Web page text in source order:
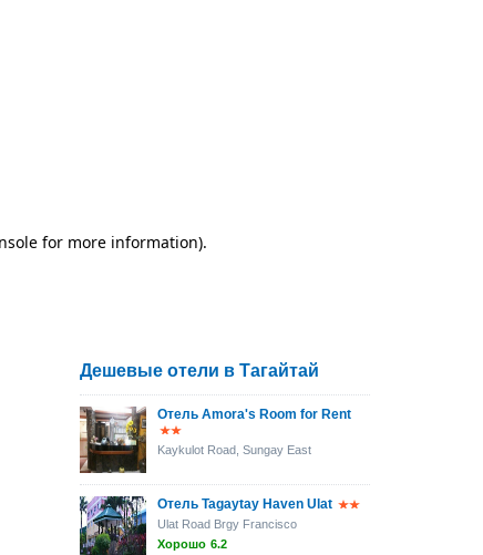
Дешевые отели в Тагайтай
Отель Amora's Room for Rent
Kaykulot Road, Sungay East
Отель Tagaytay Haven Ulat
Ulat Road Brgy Francisco
Хорошо 6.2